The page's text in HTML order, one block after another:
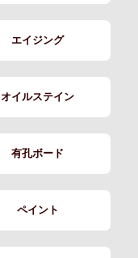
エイジング
オイルステイン
有孔ボード
ペイント